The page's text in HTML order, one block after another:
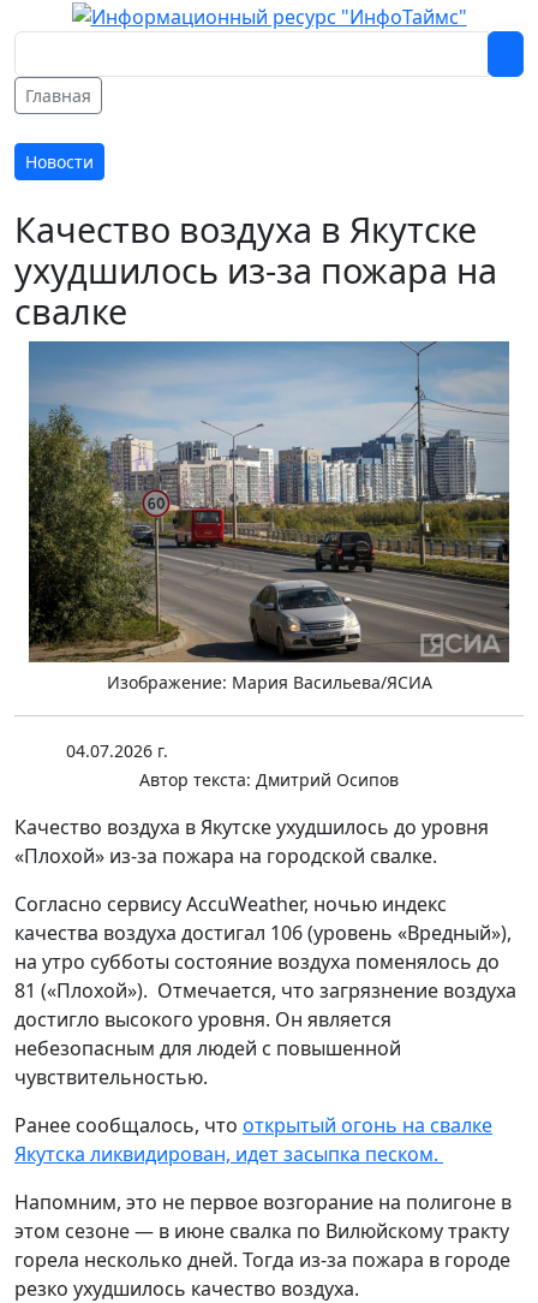
Главная
Новости
Качество воздуха в Якутске
ухудшилось из-за пожара на
свалке
Изображение: Мария Васильева/ЯСИА
04.07.2026 г.
Автор текста: Дмитрий Осипов
Качество воздуха в Якутске ухудшилось до уровня
«Плохой» из-за пожара на городской свалке.
Согласно сервису AccuWeather, ночью индекс
качества воздуха достигал 106 (уровень «Вредный»),
на утро субботы состояние воздуха поменялось до
81 («Плохой»). Отмечается, что загрязнение воздуха
достигло высокого уровня. Он является
небезопасным для людей с повышенной
чувствительностью.
Ранее сообщалось, что открытый огонь на свалке
Якутска ликвидирован, идет засыпка песком.
Напомним, это не первое возгорание на полигоне в
этом сезоне — в июне свалка по Вилюйскому тракту
горела несколько дней. Тогда из-за пожара в городе
резко ухудшилось качество воздуха.